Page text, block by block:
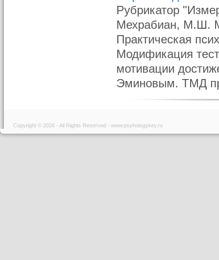
Рубрикатор
Мехрабиан, М.Ш.
Практическая
Модификация
мотивации
Эминовым. ТМД
Copyright © 2026 - All Rights Reserved - www.psyhologykey.ru